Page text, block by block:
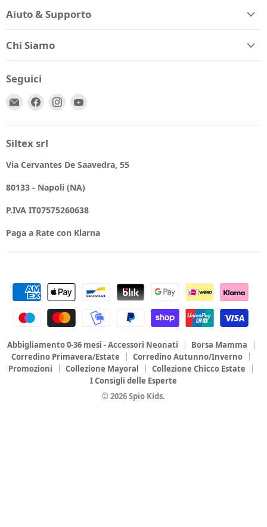
Aiuto & Supporto
Chi Siamo
Seguici
Email
Trovaci Trovaci
Siltex srl
Via Cervantes De Saavedra, 55
80133 - Napoli (NA)
P.IVA IT07575260638
Paga a Rate con Klarna
Abbigliamento 0-36 mesi - Accessori Neonati
Borsa Mamma
Corredino Primavera/Estate
Corredino Autunno/Inverno
Promozioni
Collezione Mayoral
Collezione Chicco Estate
I Consigli delle Esperte
© 2026 Spio Kids.